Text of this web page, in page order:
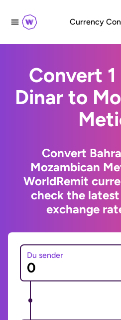
Currency
Convert
Dinar to
Convert
Mozambican
WorldRemit
check the
exchange
Du sender